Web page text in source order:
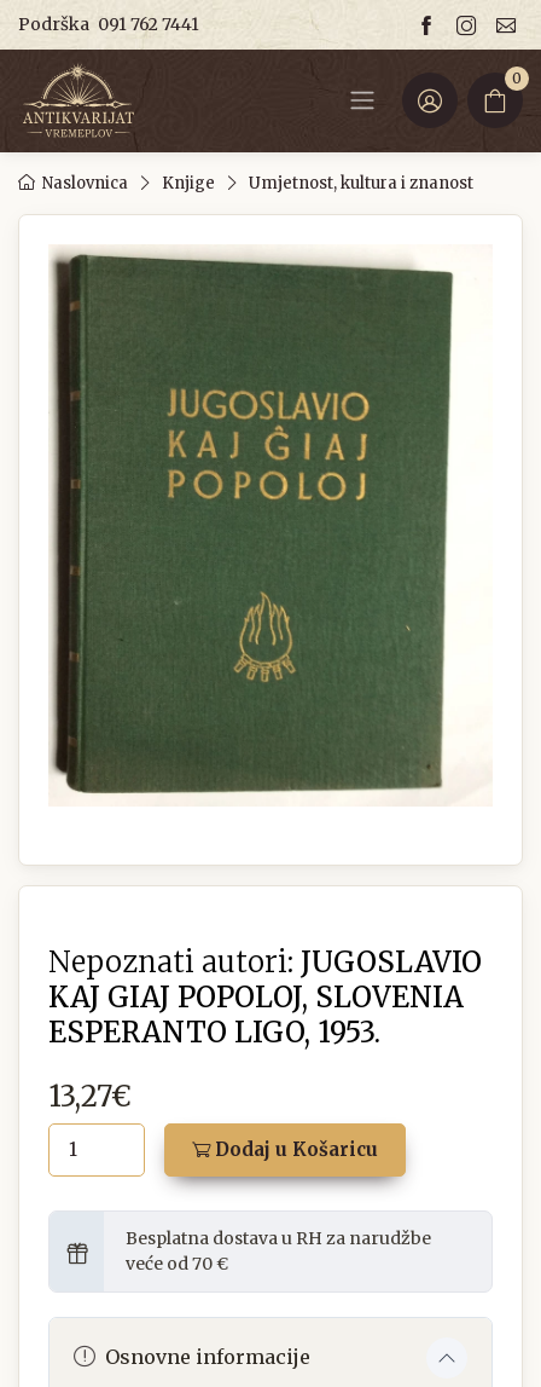
Podrška 091 762 7441
0
Naslovnica Knjige Umjetnost, kultura i znanost
Nepoznati autori: JUGOSLAVIO
KAJ GIAJ POPOLOJ, SLOVENIA
ESPERANTO LIGO, 1953.
13,27€
Dodaj u Košaricu
Besplatna dostava u RH za narudžbe
veće od 70 €
Osnovne informacije